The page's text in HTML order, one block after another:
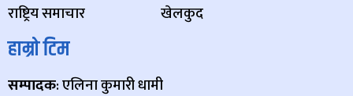
राष्ट्रिय समाचार
खेलकुद
हाम्रो टिम
सम्पादक: एलिना कुमारी धामी